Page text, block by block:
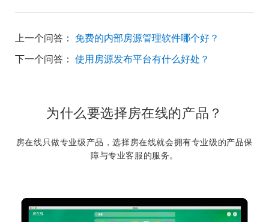
上一个问答： 免费的内部房源管理软件哪个好？
下一个问答： 使用房源发布平台有什么好处？
为什么要选择房在线的产品？
房在线只做专业级产品，选择房在线就会拥有专业级的产品保
障与专业客服的服务。